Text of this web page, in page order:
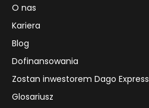
O nas
Kariera
Blog
Dofinansowania
Zostan inwestorem Dago Express
Glosariusz